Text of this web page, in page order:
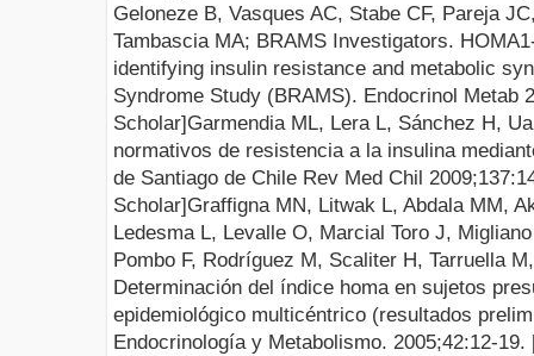
Geloneze B, Vasques AC, Stabe CF, Pareja
Tambascia MA; BRAMS Investigators.
identifying insulin resistance and metabolic
Syndrome Study (BRAMS). Endocrinol Metab
Scholar]Garmendia ML, Lera L, Sánchez H,
normativos de resistencia a la insulina
de Santiago de Chile Rev Med Chil
Scholar]Graffigna MN, Litwak L, Abdala MM,
Ledesma L, Levalle O, Marcial Toro J,
Pombo F, Rodríguez M, Scaliter H, Tarruella
Determinación del índice homa en sujetos
epidemiológico multicéntrico (resultados
Endocrinología y Metabolismo. 2005;42:12-19.